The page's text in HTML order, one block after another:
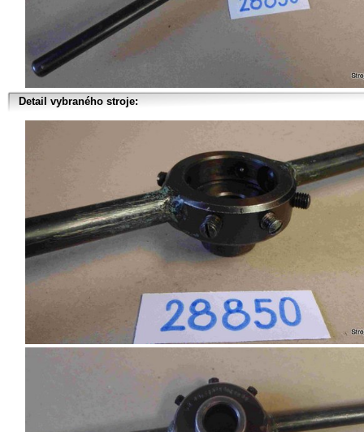
Detail vybraného stroje: